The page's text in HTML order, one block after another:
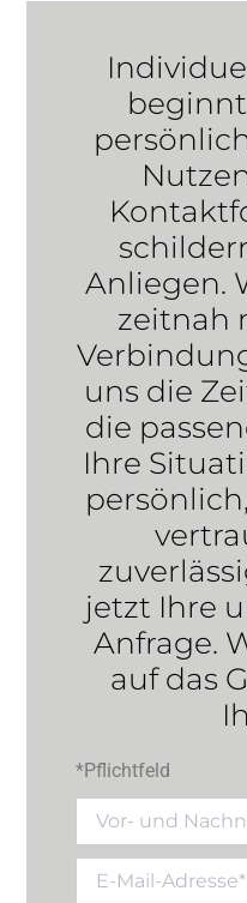
Anliegen.
zeitnah
uns die
die
Ihre
jetzt Ihre
Anfrage.
auf das
*Pflichtfeld